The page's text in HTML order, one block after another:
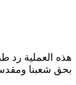
هذه العملية رد
بحق شعبنا